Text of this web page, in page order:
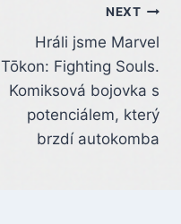
NEXT
Hráli jsme Marvel
Tōkon: Fighting Souls.
Komiksová bojovka s
potenciálem, který
brzdí autokomba